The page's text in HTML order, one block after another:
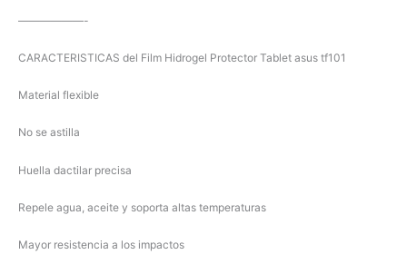
——————-
CARACTERISTICAS del Film Hidrogel Protector Tablet asus tf101
Material flexible
No se astilla
Huella dactilar precisa
Repele agua, aceite y soporta altas temperaturas
Mayor resistencia a los impactos